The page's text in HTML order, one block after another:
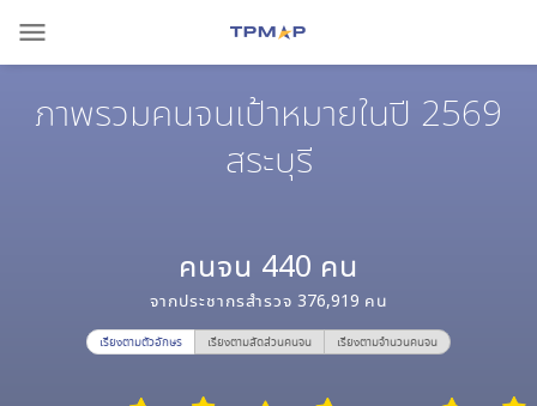
menu
ภาพรวมคนจนเป้าหมายในปี 2569
สระบุรี
คนจน 440 คน
จากประชากรสำรวจ 376,919 คน
เรียงตามตัวอักษร เรียงตามสัดส่วนคนจน เรียงตามจำนวนคนจน